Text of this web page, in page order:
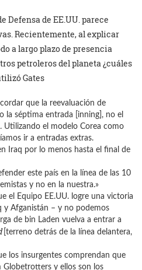
Defensa de EE.UU. parece
Recientemente, al explicar
a largo plazo de presencia
petroleros del planeta ¿cuáles
Gates
que la reevaluación de
la séptima entrada [inning], no el
Utilizando el modelo Corea como
ir a entradas extras.
Iraq por lo menos hasta el final de
este país en la línea de las 10
y no en la nuestra.»
el Equipo EE.UU. logre una victoria
y Afganistán – y no podemos
de bin Laden vuelva a entrar a
[terreno detrás de la línea delantera,
los insurgentes comprendan que
Globetrotters y ellos son los